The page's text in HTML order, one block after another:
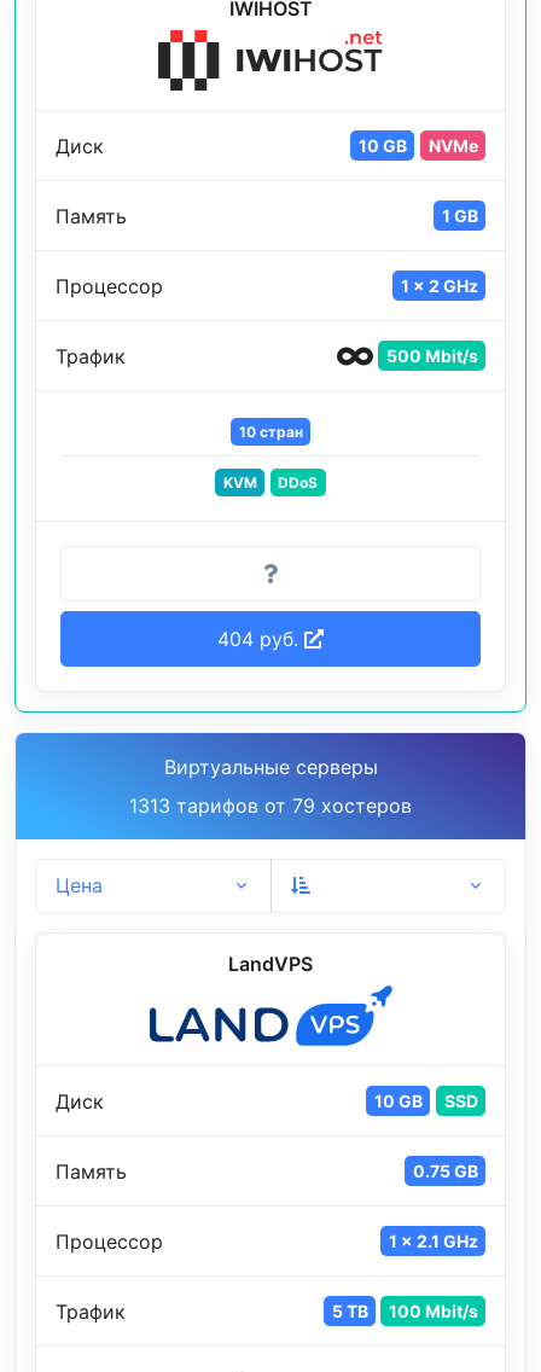
IWIHOST
Диск 10 GB NVMe
Память 1 GB
Процессор 1 x 2 GHz
Трафик 500 Mbit/s
10 стран
KVM DDoS
404 руб.
Виртуальные серверы
1313 тарифов от 79 хостеров
Цена
LandVPS
Диск 10 GB SSD
Память 0.75 GB
Процессор 1 x 2.1 GHz
Трафик 5 TB 100 Mbit/s